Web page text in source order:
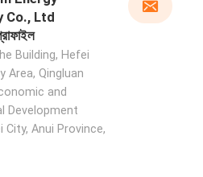
Co., Ltd
Building, Hefei
Area, Qingluan
and
Development
City, Anui Province,